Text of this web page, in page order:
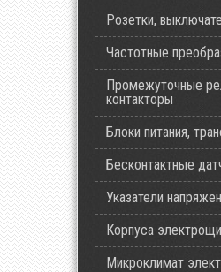
Розетки,
Частотные
Промежуточные
контакторы
Блоки питания,
Бесконтактные
Указатели
Корпуса
Микроклимат